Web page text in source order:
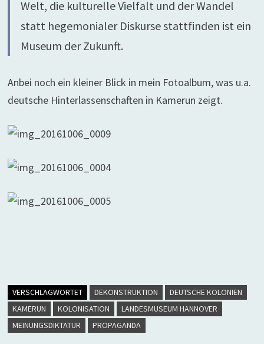
Welt, die kulturelle Vielfalt und der Wandel
statt hegemonialer Diskurse stattfinden ist ein
Museum der Zukunft.
Anbei noch ein kleiner Blick in mein Fotoalbum, was u.a.
deutsche Hinterlassenschaften in Kamerun zeigt.
VERSCHLAGWORTET DEKONSTRUKTION
DEUTSCHE KOLONIEN
KAMERUN
KOLONISATION
LANDESMUSEUM HANNOVER
MEINUNGSDIKTATUR
PROPAGANDA